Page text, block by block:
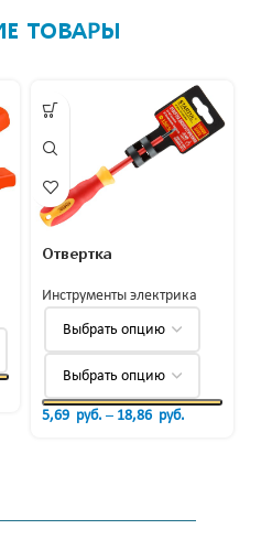
ТОВАРЫ
Отвертка
Инструменты электрика
5,69 руб. – 18,86 руб.